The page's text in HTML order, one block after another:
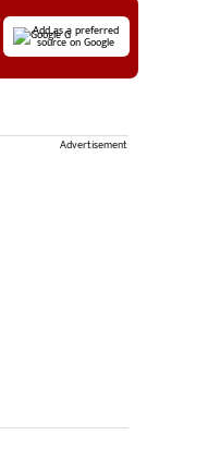
Add as a preferred
source on Google
Advertisement